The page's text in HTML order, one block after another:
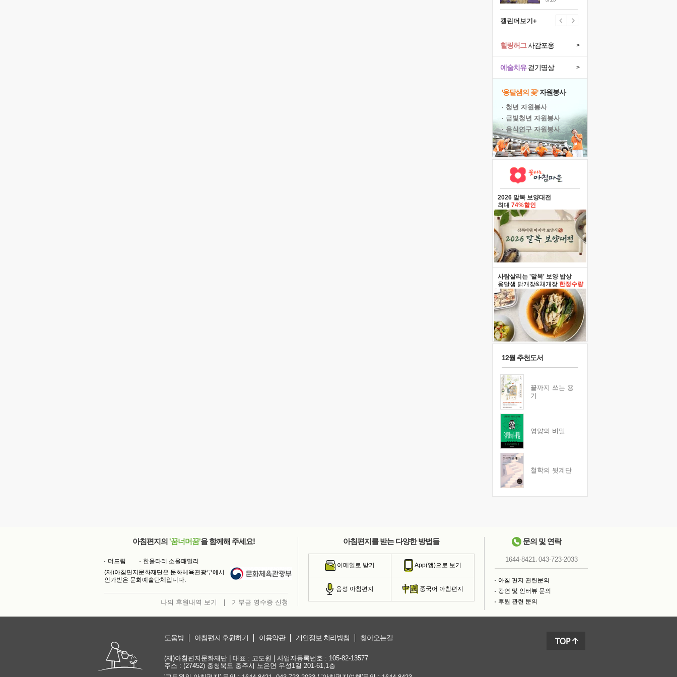
캘린더보기+
예술치유걷기명상 >
힐링허그사감포옹 >
'옹달샘의 꽃'자원봉사
· 청년 자원봉사
· 금빛청년 자원봉사
· 음식연구 자원봉사
2026 말복 보양대전
최대 74%할인
사람살리는 '말복' 보양 밥상
옹달샘 닭개장&채개장 한정수량
12월 추천도서
끝까지 쓰는 용
기
영양의 비밀
철학의 뒷계단
아침편지의 '꿈너머꿈'을 함께해 주세요!
더드림
한울타리 소울패밀리
(재)아침편지문화재단은 문화체육관광부에서
인가받은 문화예술단체입니다.
나의 후원내역 보기 기부금 영수증 신청
아침편지를 받는 다양한 방법들
이메일로 받기 App(앱)으로 보기
음성 아침편지 중국어 아침편지
문의 및 연락
1644-8421, 043-723-2033
아침 편지 관련문의
강연 및 인터뷰 문의
후원 관련 문의
도움방 아침편지 후원하기 이용약관 개인정보 처리방침 찾아오는길
(재)아침편지문화재단 | 대표 : 고도원 | 사업자등록번호 : 105-82-13577
주소 : (27452) 충청북도 충주시 노은면 우성1길 201-61,1층